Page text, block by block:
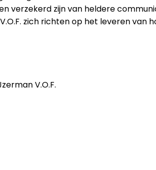
zijn van heldere
zich richten op het leveren van
V.O.F.